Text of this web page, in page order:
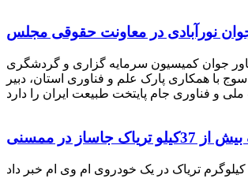
نورآبادی در معاونت حقوقی مجلس
جوان کمیسیون سرمایه گزاری و گردشگری
با همکاری پارک علم و فناوری استان، دبیر
جاساز در ممسنی